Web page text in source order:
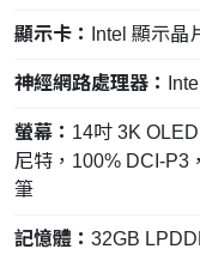
顯示卡： Intel 顯示晶
神經網路處理器：
螢幕： 14吋 3K
尼特，100% DCI-P3
筆
記憶體： 32GB